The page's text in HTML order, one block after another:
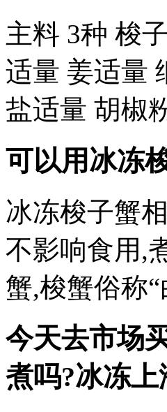
主料 3种 梭
适量 姜适量
盐适量 胡椒
可以用冰冻
冰冻梭子蟹
不影响食用,
蟹,梭蟹俗称
今天去市场
煮吗?冰冻上